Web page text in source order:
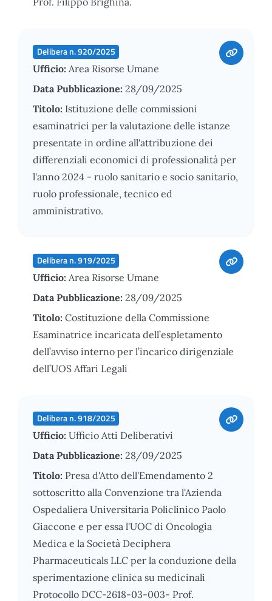
Delibera n. 920/2025
Ufficio: Area Risorse Umane
Data Pubblicazione: 28/09/2025
Titolo: Istituzione delle commissioni
esaminatrici per la valutazione delle istanze
presentate in ordine all'attribuzione dei
differenziali economici di professionalità per
l'anno 2024 - ruolo sanitario e socio sanitario,
ruolo professionale, tecnico ed
amministrativo.
Delibera n. 919/2025
Ufficio: Area Risorse Umane
Data Pubblicazione: 28/09/2025
Titolo: Costituzione della Commissione
Esaminatrice incaricata dell’espletamento
dell’avviso interno per l’incarico dirigenziale
dell’UOS Affari Legali
Delibera n. 918/2025
Ufficio: Ufficio Atti Deliberativi
Data Pubblicazione: 28/09/2025
Titolo: Presa d'Atto dell'Emendamento 2
sottoscritto alla Convenzione tra l'Azienda
Ospedaliera Universitaria Policlinico Paolo
Giaccone e per essa l'UOC di Oncologia
Medica e la Società Deciphera
Pharmaceuticals LLC per la conduzione della
sperimentazione clinica su medicinali
Protocollo DCC-2618-03-003- Prof.